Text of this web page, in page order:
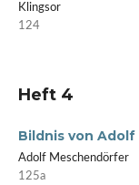
Klingsor
124
Heft 4
Bildnis von
Adolf Meschendörfer
125a